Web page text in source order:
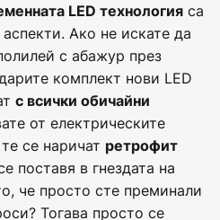
LED технология са
Ако не искате да
с абажур през
комплект нови LED
с всички обичайни
от електрическите
се наричат ретрофит
поставя в гнездата на
че просто сте преминали
Тогава просто се